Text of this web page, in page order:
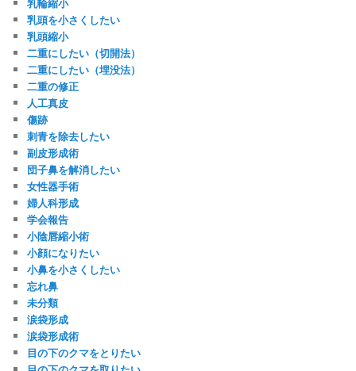
乳頭を小さくしたい
乳頭縮小
二重にしたい（切開法）
二重にしたい（埋没法）
二重の修正
人工真皮
傷跡
刺青を除去したい
副皮形成術
団子鼻を解消したい
女性器手術
婦人科形成
学会報告
小陰唇縮小術
小顔になりたい
小鼻を小さくしたい
忘れ鼻
未分類
涙袋形成
涙袋形成術
目の下のクマをとりたい